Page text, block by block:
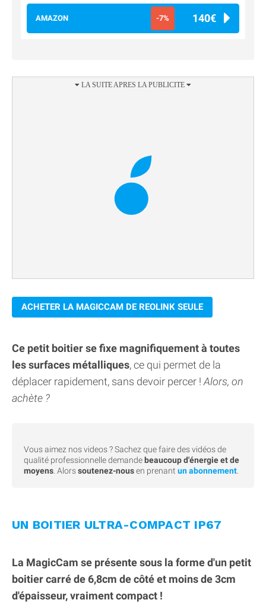
AMAZON -7% 140€
ACHETER LA MAGICCAM DE REOLINK SEULE
Ce petit boitier se fixe magnifiquement à toutes
les surfaces métalliques, ce qui permet de la
déplacer rapidement, sans devoir percer !Alors, on
achète ?
Vous aimez nos videos ? Sachez que faire des vidéos de
qualité professionnelle demande beaucoup d'énergie et de
moyens. Alorssoutenez-nousen prenant un abonnement.
UN BOITIER ULTRA-COMPACT IP67
La MagicCam se présente sous la forme d'un petit
boitier carré de 6,8cm de côté et moins de 3cm
d'épaisseur, vraiment compact !